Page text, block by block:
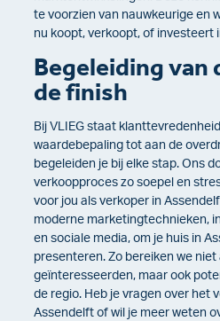
te voorzien van nauwkeurige en
nu koopt, verkoopt, of investeert
Begeleiding
de finish
Bij VLIEG staat
waardebepaling tot aan de
begeleiden je bij elke stap. Ons
verkoopproces zo soepel en
voor jou als verkoper in
moderne marketingtechnieken,
en sociale media, om je huis in
presenteren. Zo bereiken we niet
geïnteresseerden, maar ook
de regio. Heb je vragen over het
Assendelft of wil je meer weten